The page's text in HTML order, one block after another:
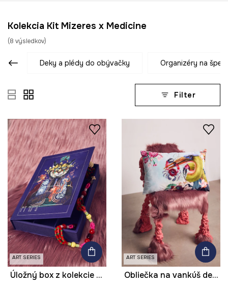
Kolekcia Kit Mizeres x Medicine
(8 výsledkov)
deky a plédy do obývačky organizéry na
Filter
ART SERIES
Úložný box z kolekcie Kit Mizeres x Medicine
ART SERIES
Obliečka na vankúš dekoratívna z kolekcie Kit Mizeres x Medicine